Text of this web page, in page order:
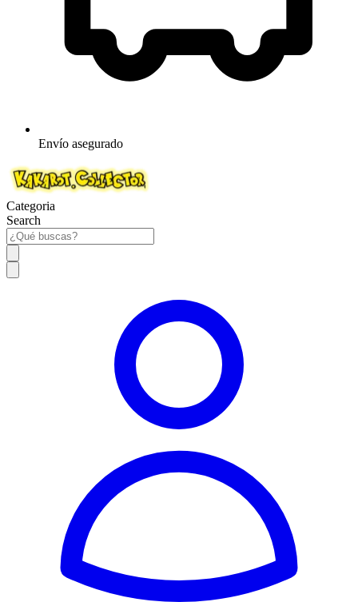
Envío asegurado
Categoria
Search